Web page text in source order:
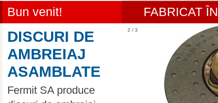
Bun venit! FABRICAT
2 / 3
DISCURI DE
AMBREIAJ
ASAMBLATE
Fermit SA produce